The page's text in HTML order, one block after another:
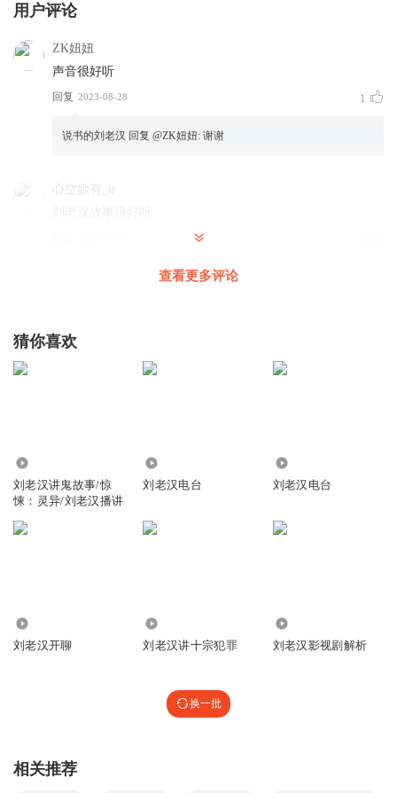
用户评论
ZK妞妞
声音很好听
回复 2023-08-28 1
说书的刘老汉 回复 @ZK妞妞: 谢谢
心空妙有_tr
查看更多评论
猜你喜欢
刘老汉讲鬼故事/惊
悚：灵异/刘老汉播讲
刘老汉电台 刘老汉电台
刘老汉开聊 刘老汉讲十宗犯罪 刘老汉影视剧解析
换一批
相关推荐